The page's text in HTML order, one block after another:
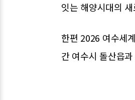
잇는 해양시대의
한편 2026 여수세
간 여수시 돌산읍